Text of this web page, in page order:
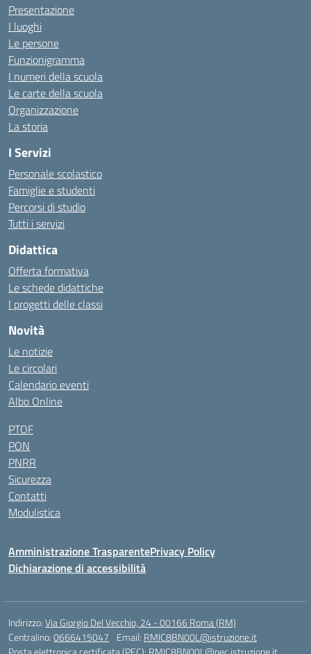
Presentazione
I luoghi
Le persone
Funzionigramma
I numeri della scuola
Le carte della scuola
Organizzazione
La storia
I Servizi
Personale scolastico
Famiglie e studenti
Percorsi di studio
Tutti i servizi
Didattica
Offerta formativa
Le schede didattiche
I progetti delle classi
Novità
Le notizie
Le circolari
Calendario eventi
Albo Online
PTOF
PON
PNRR
Sicurezza
Contatti
Modulistica
Amministrazione TrasparentePrivacy Policy
Dichiarazione di accessibilità
Indirizzo:Via Giorgio Del Vecchio, 24 - 00166 Roma (RM)
Centralino:0666415047 Email: RMIC8BN00L@istruzione.it